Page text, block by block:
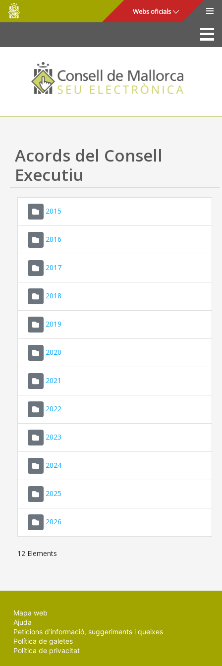
Salta al contingut principal
Consell
de
Mallorca
Webs oficials
La Seu
Consell de Mallorca
Accés i seguretat
Utilitats
Ajuda
Acords del Consell
Executiu
2015
2016
2017
2018
2019
2020
2021
2022
2023
2024
2025
2026
12 Elements
Mapa web
Ajuda
Peticions d'informació, suggeriments i queixes
Política de galetes
Política de privacitat